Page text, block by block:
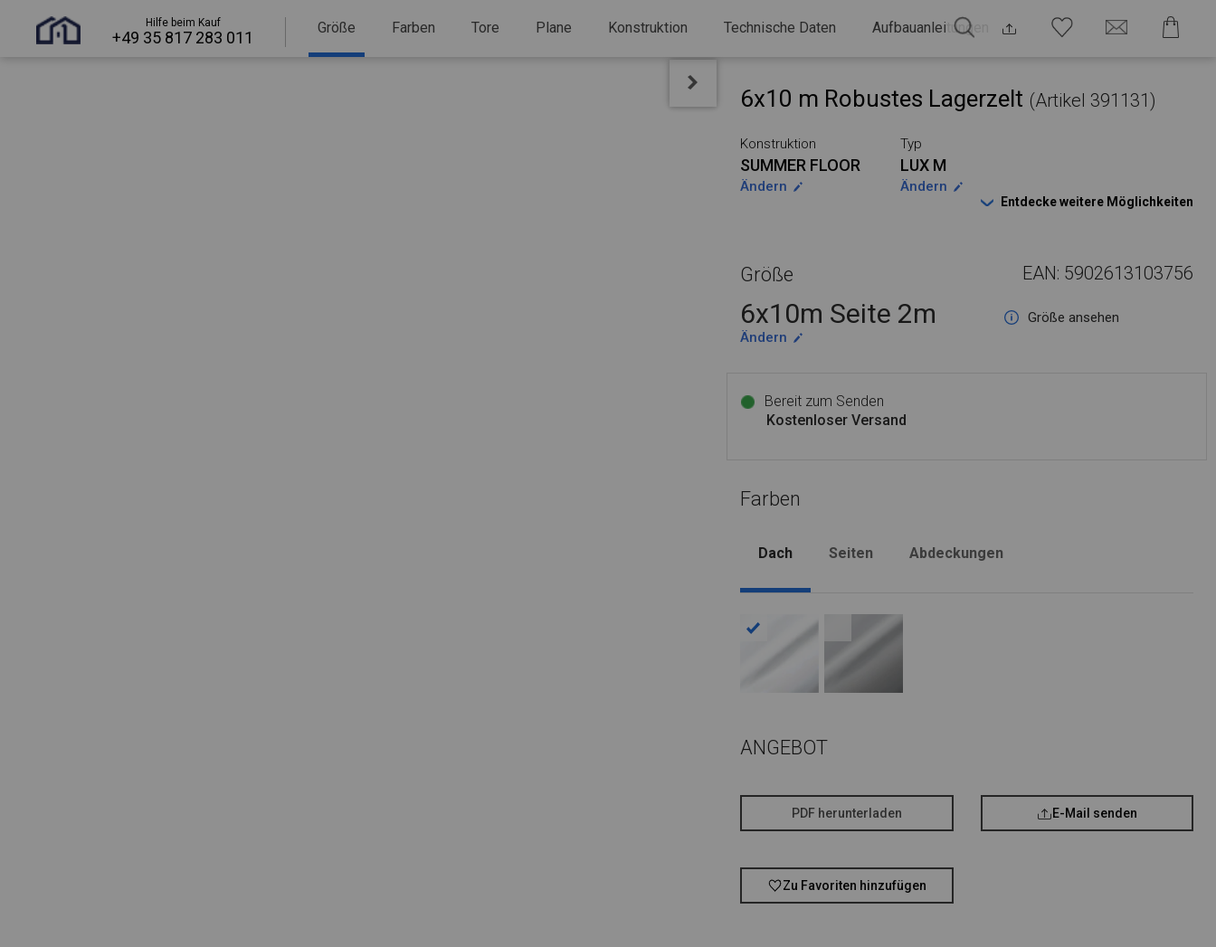
Hilfe beim Kauf
+49 35 817 283 011
Größe Farben Tore Plane Konstruktion Technische Daten Aufbauanleitungen
6x10 m Robustes Lagerzelt (Artikel 391131)
Konstruktion
SUMMER FLOOR
Ändern
Typ
LUX M
Ändern
Entdecke weitere Möglichkeiten
Größe EAN: 5902613103756
6x10m Seite 2m
Größe ansehen
Ändern
Bereit zum Senden
Kostenloser Versand
Farben
Dach Seiten Abdeckungen
ANGEBOT
PDF herunterladen E-Mail senden
Zu Favoriten hinzufügen